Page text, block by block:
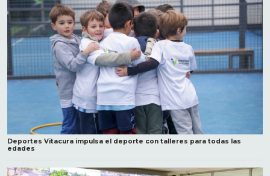
Deportes Vitacura impulsa el deporte con talleres para todas las
edades